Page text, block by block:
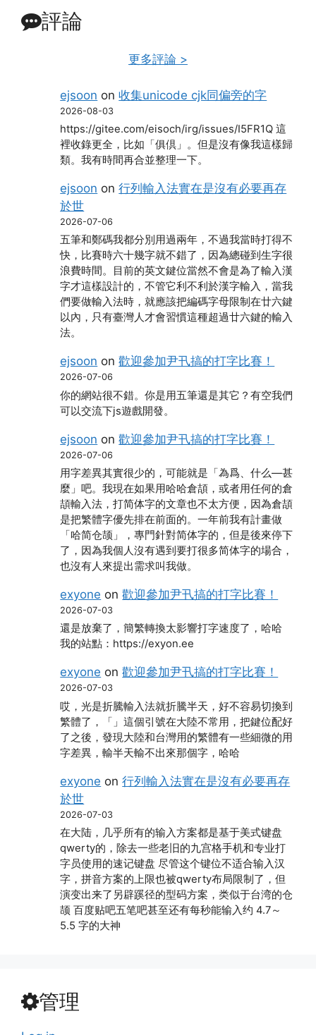
評論
更多評論 >
ejsoon on收集unicode cjk同偏旁的字
2026-08-03
https://gitee.com/eisoch/irg/issues/I5FR1Q 這
裡收錄更全，比如「俱倶」。但是沒有像我這樣歸
類。我有時間再合並整理一下。
ejsoon on行列輸入法實在是沒有必要再存
於世
2026-07-06
五筆和鄭碼我都分別用過兩年，不過我當時打得不
快，比賽時六十幾字就不錯了，因為總碰到生字很
浪費時間。目前的英文鍵位當然不會是為了輸入漢
字才這樣設計的，不管它利不利於漢字輸入，當我
們要做輸入法時，就應該把編碼字母限制在廿六鍵
以內，只有臺灣人才會習慣這種超過廿六鍵的輸入
法。
ejsoon on歡迎參加尹卂搞的打字比賽！
2026-07-06
你的網站很不錯。你是用五筆還是其它？有空我們
可以交流下js遊戲開發。
ejsoon on歡迎參加尹卂搞的打字比賽！
2026-07-06
用字差異其實很少的，可能就是「為爲、什么―甚
麼」吧。我現在如果用哈哈倉頡，或者用任何的倉
頡輸入法，打简体字的文章也不太方便，因為倉頡
是把繁體字優先排在前面的。一年前我有計畫做
「哈简仓颉」，專門針對简体字的，但是後來停下
了，因為我個人沒有遇到要打很多简体字的場合，
也沒有人來提出需求叫我做。
exyone on歡迎參加尹卂搞的打字比賽！
2026-07-03
還是放棄了，簡繁轉換太影響打字速度了，哈哈
我的站點：https://exyon.ee
exyone on歡迎參加尹卂搞的打字比賽！
2026-07-03
哎，光是折騰輸入法就折騰半天，好不容易切換到
繁體了，「」這個引號在大陸不常用，把鍵位配好
了之後，發現大陸和台灣用的繁體有一些細微的用
字差異，輸半天輸不出來那個字，哈哈
exyone on行列輸入法實在是沒有必要再存
於世
2026-07-03
在大陆，几乎所有的输入方案都是基于美式键盘
qwerty的，除去一些老旧的九宫格手机和专业打
字员使用的速记键盘 尽管这个键位不适合输入汉
字，拼音方案的上限也被qwerty布局限制了，但
演变出来了另辟蹊径的型码方案，类似于台湾的仓
颉 百度贴吧五笔吧甚至还有每秒能输入约 4.7～
5.5 字的大神
管理